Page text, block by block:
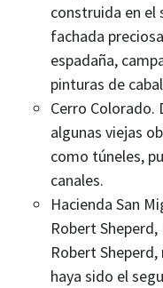
construida en el
fachada
espadaña,
pinturas de
Cerro Colorado.
algunas viejas
como túneles,
canales.
Hacienda San
Robert
Robert
haya sido el